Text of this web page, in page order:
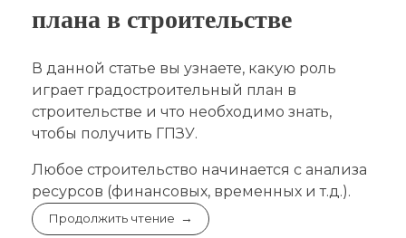
плана в строительстве
В данной статье вы узнаете, какую роль
играет градостроительный план в
строительстве и что необходимо знать,
чтобы получить ГПЗУ.
Любое строительство начинается с анализа
ресурсов (финансовых, временных и т.д.).
Продолжить чтение